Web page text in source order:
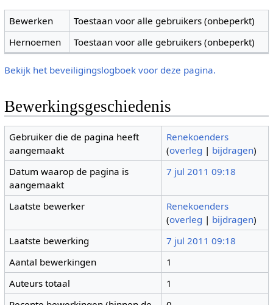
Bewerken
Toestaan voor alle gebruikers (onbeperkt)
Hernoemen
Toestaan voor alle gebruikers (onbeperkt)
Bekijk het beveiligingslogboek voor deze pagina.
Bewerkingsgeschiedenis
Gebruiker die de pagina heeft
aangemaakt
Renekoenders
(overleg | bijdragen)
Datum waarop de pagina is
aangemaakt
7 jul 2011 09:18
Laatste bewerker
Renekoenders
(overleg | bijdragen)
Laatste bewerking
7 jul 2011 09:18
Aantal bewerkingen
1
Auteurs totaal
1